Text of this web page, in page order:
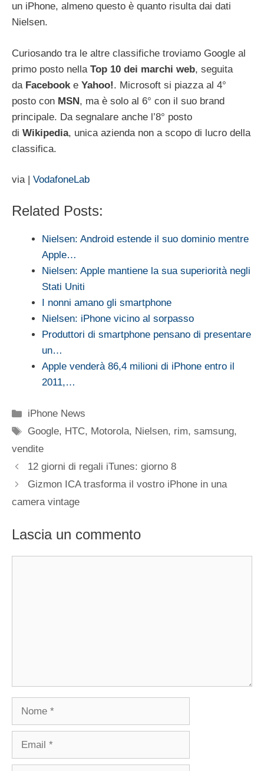
un iPhone, almeno questo è quanto risulta dai dati
Nielsen.
Curiosando tra le altre classifiche troviamo Google al
primo posto nella Top 10 dei marchi web, seguita
da Facebooke Yahoo!. Microsoft si piazza al 4°
posto con MSN, ma è solo al 6° con il suo brand
principale. Da segnalare anche l’8° posto
di Wikipedia, unica azienda non a scopo di lucro della
classifica.
via | VodafoneLab
Related Posts:
Nielsen: Android estende il suo dominio mentre
Apple…
Nielsen: Apple mantiene la sua superiorità negli
Stati Uniti
I nonni amano gli smartphone
Nielsen: iPhone vicino al sorpasso
Produttori di smartphone pensano di presentare
un…
Apple venderà 86,4 milioni di iPhone entro il
2011,…
Categorie
iPhone News
Tag
Google, HTC, Motorola, Nielsen, rim,samsung,
vendite
12 giorni di regali iTunes: giorno 8
Gizmon ICA trasforma il vostro iPhone in una
camera vintage
Lascia un commento
Nome
Email